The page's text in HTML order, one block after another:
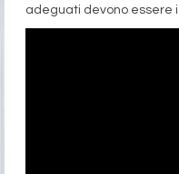
adeguati devono essere i